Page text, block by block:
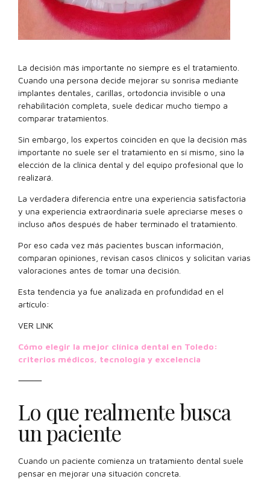
La decisión más importante no siempre es el tratamiento.
Cuando una persona decide mejorar su sonrisa mediante
implantes dentales, carillas, ortodoncia invisible o una
rehabilitación completa, suele dedicar mucho tiempo a
comparar tratamientos.
Sin embargo, los expertos coinciden en que la decisión más
importante no suele ser el tratamiento en sí mismo, sino la
elección de la clínica dental y del equipo profesional que lo
realizará.
La verdadera diferencia entre una experiencia satisfactoria
y una experiencia extraordinaria suele apreciarse meses o
incluso años después de haber terminado el tratamiento.
Por eso cada vez más pacientes buscan información,
comparan opiniones, revisan casos clínicos y solicitan varias
valoraciones antes de tomar una decisión.
Esta tendencia ya fue analizada en profundidad en el
artículo:
VER LINK
Cómo elegir la mejor clínica dental en Toledo:
criterios médicos, tecnología y excelencia
⸻
Lo que realmente busca
un paciente
Cuando un paciente comienza un tratamiento dental suele
pensar en mejorar una situación concreta.